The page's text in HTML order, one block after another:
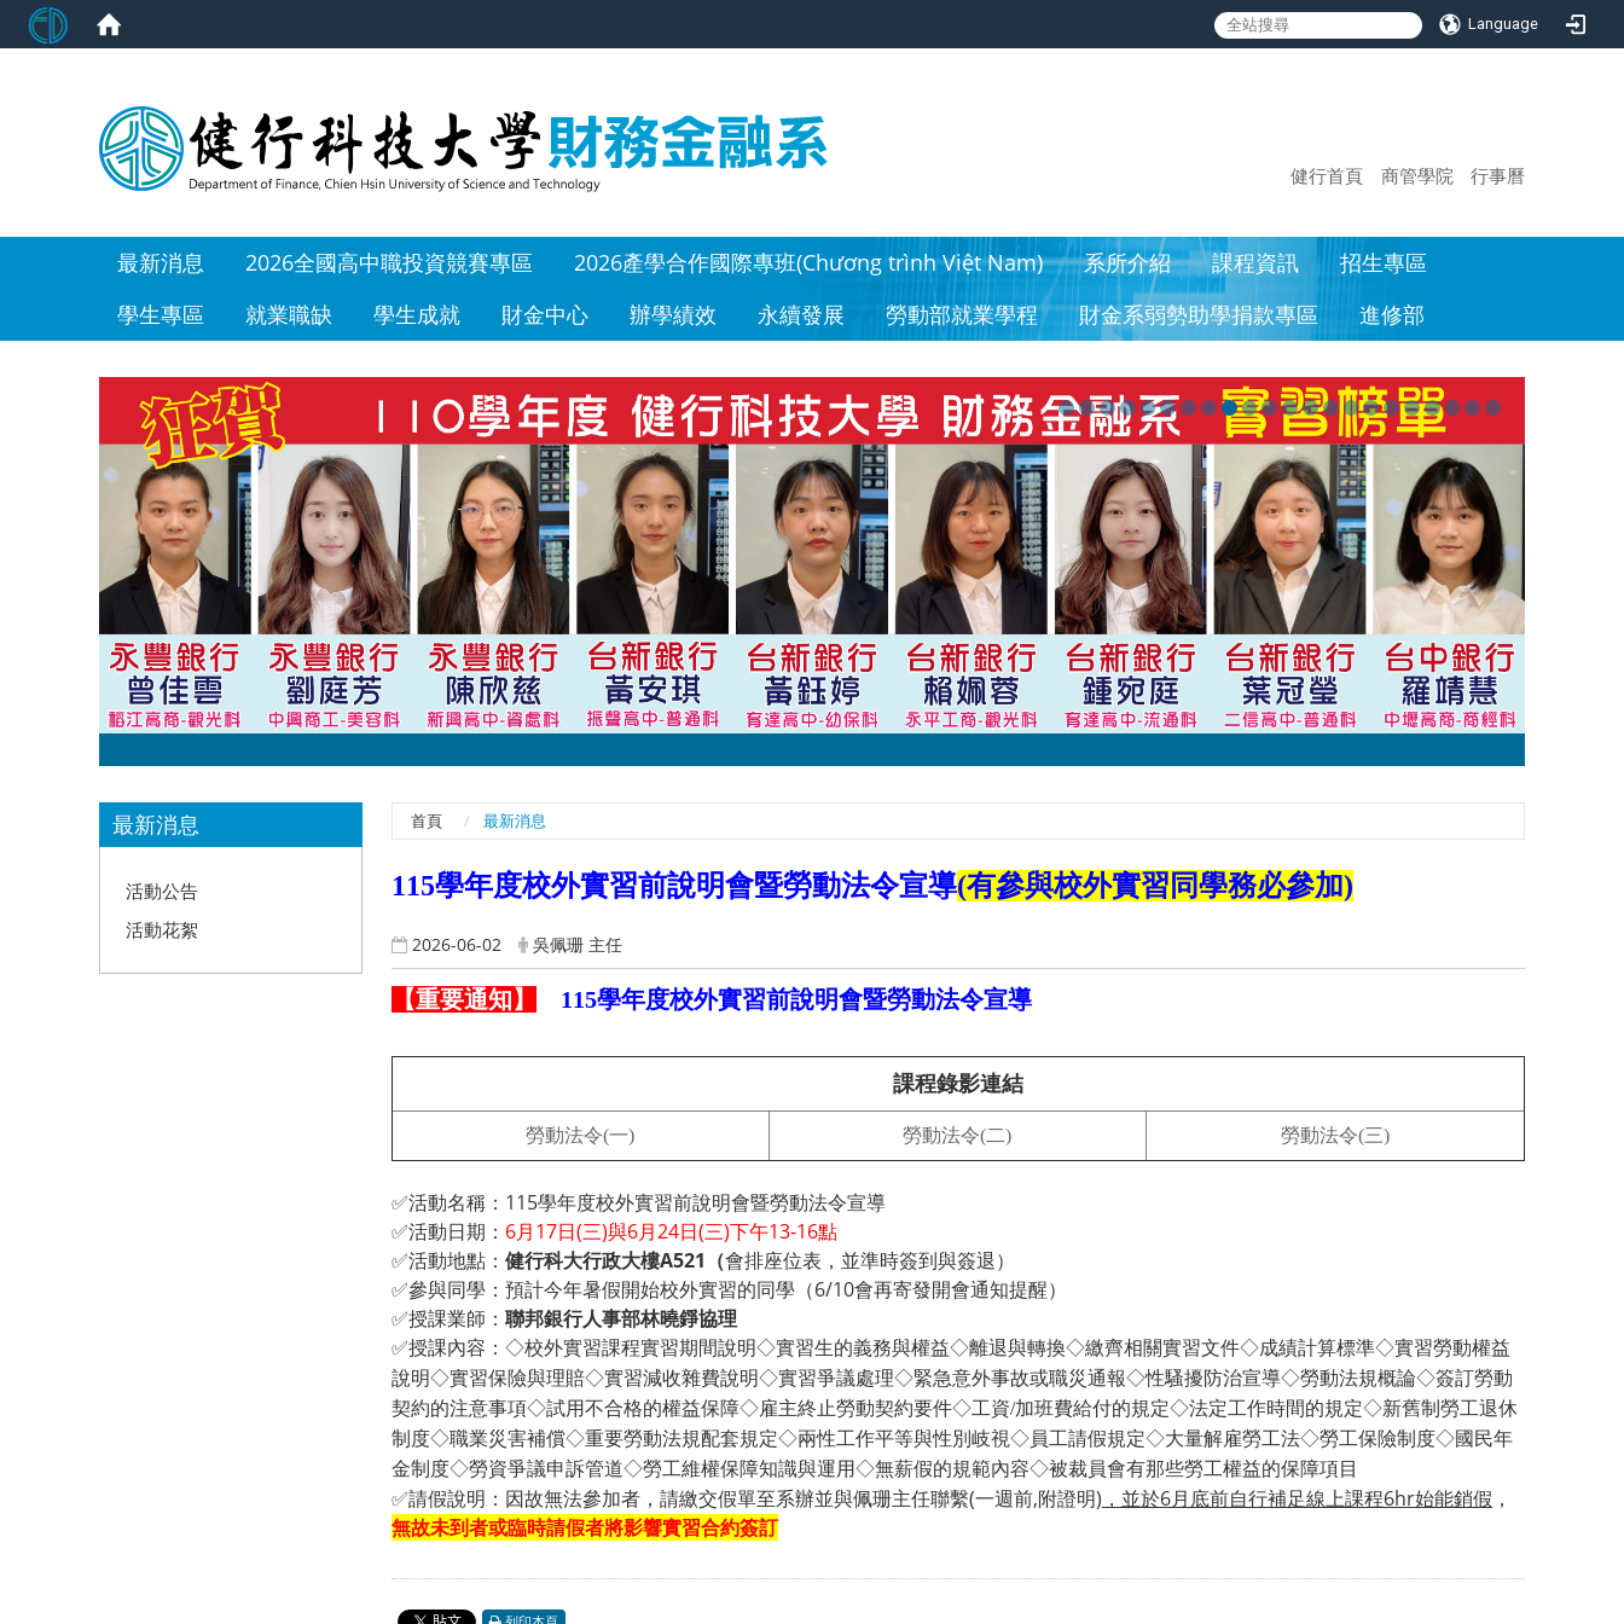
Language
健行首頁
商管學院 行事曆
最新消息 2026全國高中職投資競賽專區 2026產學合作國際專班(Chương trình Việt Nam) 系所介紹 課程資訊
招生專區
學生專區
就業職缺 學生成就 財金中心 辦學績效 永續發展 勞動部就業學程 財金系弱勢助學捐款專區 進修部
最新消息
活動公告
活動花絮
首頁 最新消息
115學年度校外實習前說明會暨勞動法令宣導(有參與校外實習同學務必參加)
2026-06-02 吳佩珊 主任
【重要通知】 115學年度校外實習前說明會暨勞動法令宣導
課程錄影連結
勞動法令(一) 勞動法令(二) 勞動法令(三)
✅活動名稱：115學年度校外實習前說明會暨勞動法令宣導
✅活動日期： 6月17日(三)與6月24日(三)下午13-16點
✅活動地點： 健行科大行政大樓A521（會排座位表，並準時簽到與簽退）
✅參與同學：預計今年暑假開始校外實習的同學（6/10會再寄發開會通知提醒）
✅授課業師： 聯邦銀行人事部林曉錚協理
✅授課內容： ◇校外實習課程實習期間說明◇實習生的義務與權益◇離退與轉換◇繳齊相關實習文件◇成績計算標準◇實習勞動權益
說明◇實習保險與理賠◇實習減收雜費說明◇實習爭議處理◇緊急意外事故或職災通報◇性騷擾防治宣導◇勞動法規概論◇簽訂勞動
契約的注意事項◇試用不合格的權益保障◇雇主終止勞動契約要件◇工資/加班費給付的規定◇法定工作時間的規定◇新舊制勞工退休
制度◇職業災害補償◇重要勞動法規配套規定◇兩性工作平等與性別岐視◇員工請假規定◇大量解雇勞工法◇勞工保險制度◇國民年
金制度◇勞資爭議申訴管道◇勞工維權保障知識與運用◇無薪假的規範內容◇被裁員會有那些勞工權益的保障項目
✅請假說明： 因故無法參加者，請繳交假單至系辦並與佩珊主任聯繫(一週前,附證明) ，並於6月底前自行補足線上課程6hr始能銷假 ，
無故未到者或臨時請假者將影響實習合約簽訂